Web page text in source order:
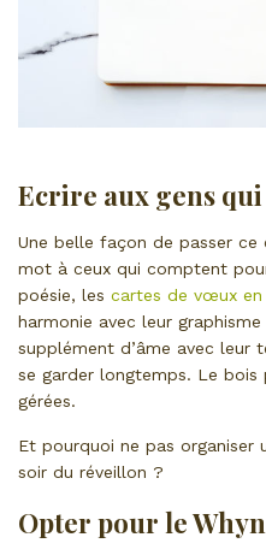
Ecrire aux gens
Une belle façon de passer
mot à ceux qui comptent
poésie, les cartes de vœux en
harmonie avec leur
supplément d’âme avec leur
se garder longtemps. Le
gérées.
Et pourquoi ne pas
soir du réveillon ?
Opter pour le